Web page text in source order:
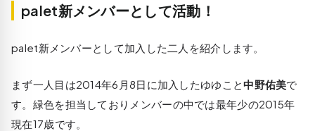
palet新メンバーとして活動！
palet新メンバーとして加入した二人を紹介します。
まず一人目は2014年6月8日に加入したゆゆこと中野佑美で
す。緑色を担当しておりメンバーの中では最年少の2015年
現在17歳です。